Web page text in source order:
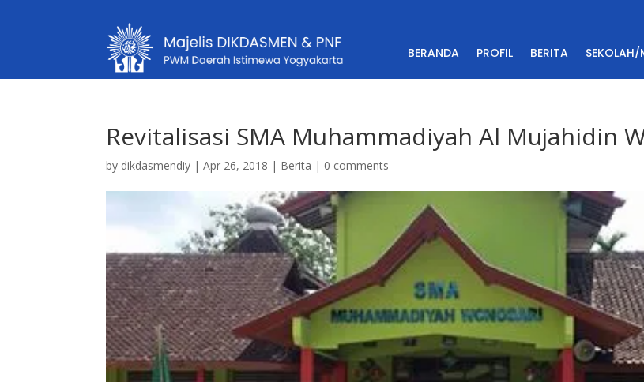
BERANDA PROFIL BERITA
Revitalisasi SMA Muhammadiyah Al Mujahidin
by dikdasmendiy |Apr 26, 2018 | Berita | 0 comments